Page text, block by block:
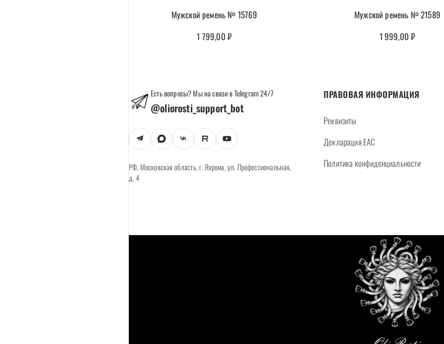
Мужской ремень № 15769
1 799,00 ₽
Мужской ремень № 21589
1 999,00₽
Есть вопросы? Мы на связи в Telegram 24/7
@oliorosti_support_bot
РФ, Московская область, г. Яхрома, ул. Профессиональная,
д. 4
ПРАВОВАЯ ИНФОРМАЦИЯ
Реквизиты
Декларация EAC
Политика конфиденциальности